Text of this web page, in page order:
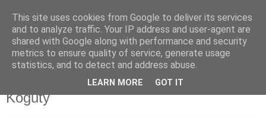
Pracownia Zielona Brzoza
Koguty
This site uses cookies from Google to deliver its services
and to analyze traffic. Your IP address and user-agent are
shared with Google along with performance and security
metrics to ensure quality of service, generate usage
statistics, and to detect and address abuse.
LEARN MORE GOT IT